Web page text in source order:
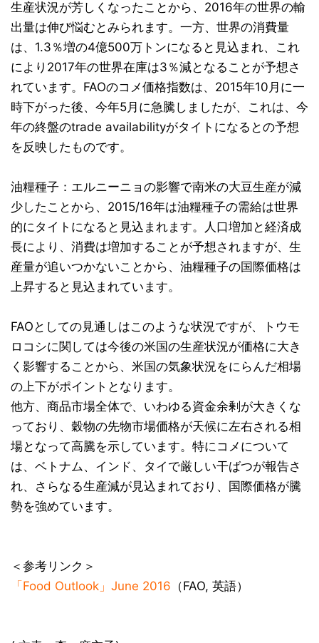
生産状況が芳しくなったことから、2016年の世界の輸
出量は伸び悩むとみられます。一方、世界の消費量
は、1.3％増の4億500万トンになると見込まれ、これ
により2017年の世界在庫は3％減となることが予想さ
れています。FAOのコメ価格指数は、2015年10月に一
時下がった後、今年5月に急騰しましたが、これは、今
年の終盤のtrade availabilityがタイトになるとの予想
を反映したものです。
油糧種子：エルニーニョの影響で南米の大豆生産が減
少したことから、2015/16年は油糧種子の需給は世界
的にタイトになると見込まれます。人口増加と経済成
長により、消費は増加することが予想されますが、生
産量が追いつかないことから、油糧種子の国際価格は
上昇すると見込まれています。
FAOとしての見通しはこのような状況ですが、トウモ
ロコシに関しては今後の米国の生産状況が価格に大き
く影響することから、米国の気象状況をにらんだ相場
の上下がポイントとなります。
他方、商品市場全体で、いわゆる資金余剰が大きくな
っており、穀物の先物市場価格が天候に左右される相
場となって高騰を示しています。特にコメについて
は、ベトナム、インド、タイで厳しい干ばつが報告さ
れ、さらなる生産減が見込まれており、国際価格が騰
勢を強めています。
＜参考リンク＞
「Food Outlook」June 2016 （FAO, 英語）